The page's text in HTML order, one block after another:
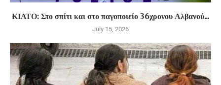
ΚΙΑΤΟ: Στο σπίτι και στο παγοποιείο 36χρονου Αλβανού...
July 15, 2026